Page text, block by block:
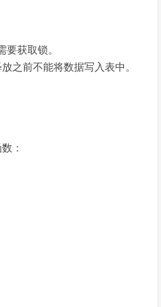
获取锁。
之前不能将数据写入表中。
：